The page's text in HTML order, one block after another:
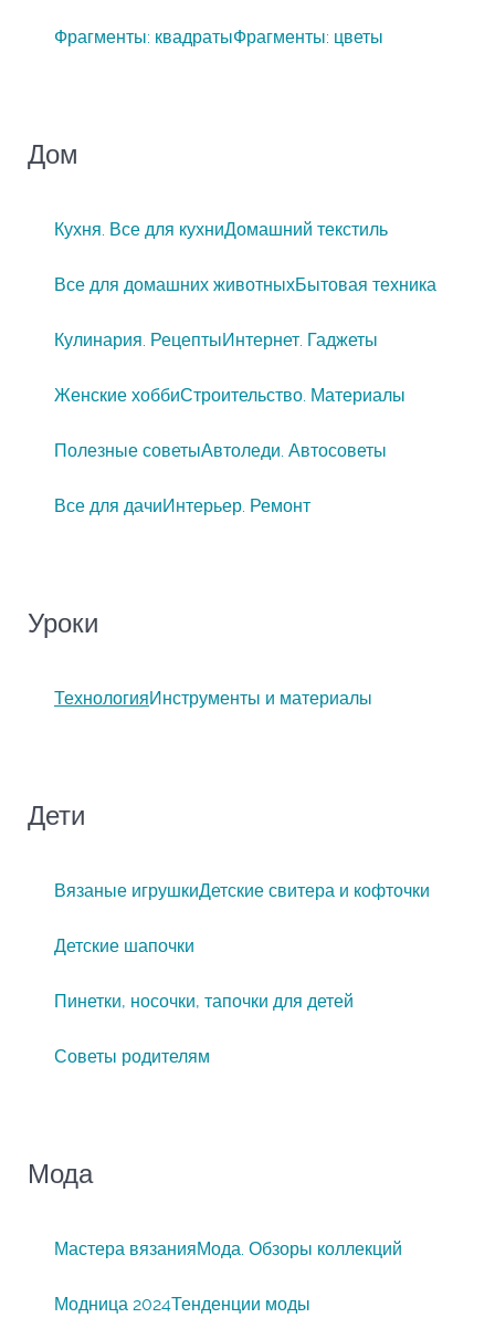
Фрагменты: квадратыФрагменты: цветы
Дом
Кухня. Все для кухниДомашний текстиль
Все для домашних животныхБытовая техника
Кулинария. РецептыИнтернет. Гаджеты
Женские хоббиСтроительство. Материалы
Полезные советыАвтоледи. Автосоветы
Все для дачиИнтерьер. Ремонт
Уроки
ТехнологияИнструменты и материалы
Дети
Вязаные игрушкиДетские свитера и кофточки
Детские шапочки
Пинетки, носочки, тапочки для детей
Советы родителям
Мода
Мастера вязанияМода. Обзоры коллекций
Модница 2024Тенденции моды